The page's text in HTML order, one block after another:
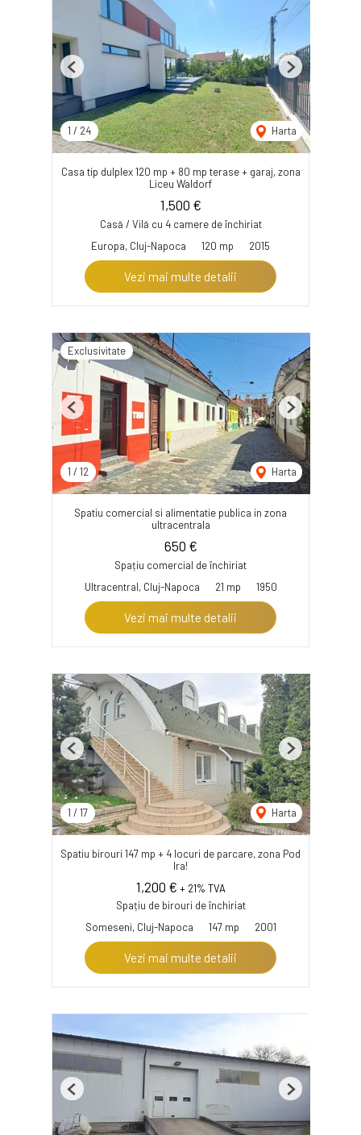
1 / 24 Harta
Previous Next
Casa tip dulplex 120 mp + 80 mp terase + garaj, zona
Liceu Waldorf
1,500 €
Casă / Vilă cu 4 camere de închiriat
Europa, Cluj-Napoca
120 mp 2015
Vezi mai multe detalii
Exclusivitate
1 / 12 Harta
Previous Next
Spatiu comercial si alimentatie publica in zona
ultracentrala
650 €
Spațiu comercial de închiriat
Ultracentral, Cluj-Napoca
21 mp 1950
Vezi mai multe detalii
1 / 17 Harta
Previous Next
Spatiu birouri 147 mp + 4 locuri de parcare, zona Pod
Ira!
1,200 € + 21% TVA
Spațiu de birouri de închiriat
Someseni, Cluj-Napoca
147 mp 2001
Vezi mai multe detalii
Previous Next